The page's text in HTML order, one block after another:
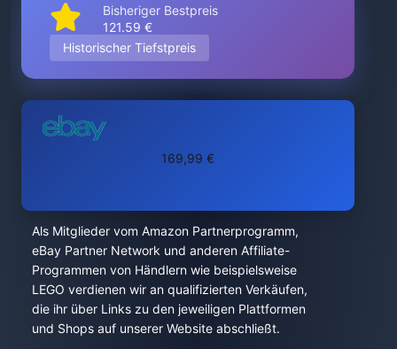
Bisheriger Bestpreis
121.59 €
Historischer Tiefstpreis
169,99 €
Als Mitglieder vom Amazon Partnerprogramm,
eBay Partner Network und anderen Affiliate-
Programmen von Händlern wie beispielsweise
LEGO verdienen wir an qualifizierten Verkäufen,
die ihr über Links zu den jeweiligen Plattformen
und Shops auf unserer Website abschließt.